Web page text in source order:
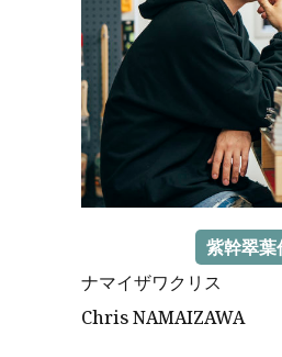
紫幹翠葉
ナマイザワクリス
Chris NAMAIZAWA